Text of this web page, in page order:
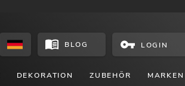
BLOG LOGIN
DEKORATION ZUBEHÖR MARKEN